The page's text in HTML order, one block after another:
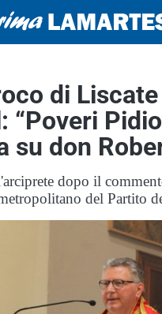
di
“Poveri
su don
dopo il
del Partito